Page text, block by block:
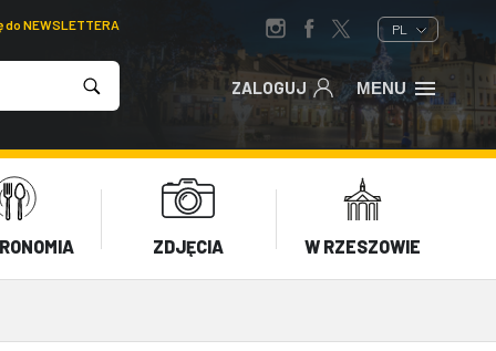
do NEWSLETTERA PL
ZALOGUJ MENU
ZDJĘCIA W RZESZOWIE